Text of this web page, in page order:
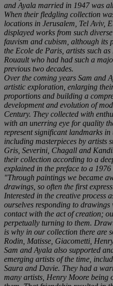
and Ayala married in 1947 was
When their fledgling collection
locations in Jerusalem, Tel Aviv,
displayed works from such
fauvism and cubism, although its
the Ecole de Paris, artists such
Rouault who had had such a
previous two decades.
Over the coming years Sam and
artistic exploration, enlarging
proportions and building a
development and evolution of
Century. They collected with
with an unerring eye for quality
represent significant landmarks
including masterpieces by artists
Gris, Severini, Chagall and
their collection according to a
explained in the preface to a
"Through paintings we became
drawings, so often the first
Interested in the creative process
ourselves responding to drawings
contact with the act of creation;
perpetually turning to them.
is why in our collection there are
Rodin, Matisse, Giacometti,
Sam and Ayala also supported
emerging artists of the time,
Saura and Davie. They had a
many artists, Henry Moore being